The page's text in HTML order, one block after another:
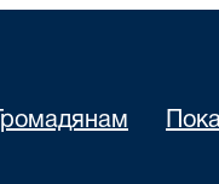
Громадянам